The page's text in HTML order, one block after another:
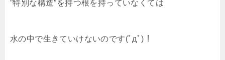
”特別な構造”を持つ根を持っていなくては
水の中で生きていけないのです(ﾟдﾟ)！